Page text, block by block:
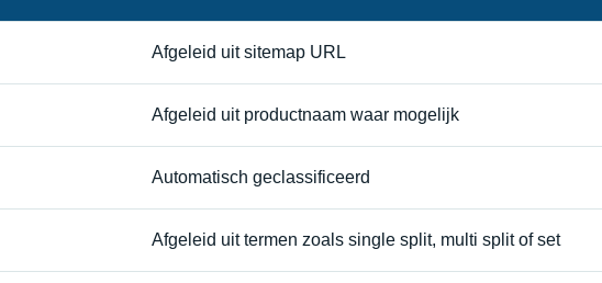
Afgeleid uit sitemap URL
Afgeleid uit productnaam waar mogelijk
Automatisch geclassificeerd
Afgeleid uit termen zoals single split, multi split of set